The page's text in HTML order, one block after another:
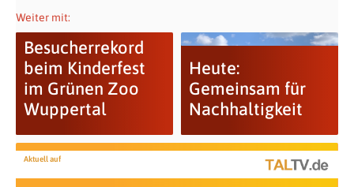
Weiter mit:
Besucherrekord
beim Kinderfest
im Grünen Zoo
Wuppertal
Heute:
Gemeinsam für
Nachhaltigkeit
Aktuell auf